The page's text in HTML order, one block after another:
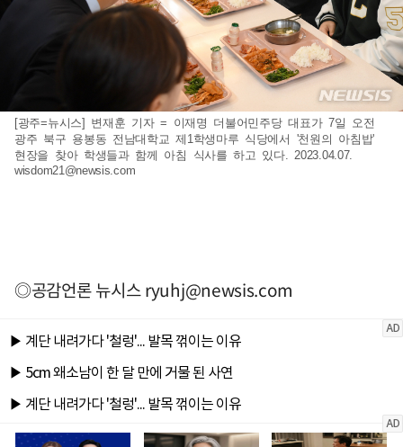
[광주=뉴시스] 변재훈 기자 = 이재명 더불어민주당 대표가 7일 오전
광주 북구 용봉동 전남대학교 제1학생마루 식당에서 '천원의 아침밥'
현장을 찾아 학생들과 함께 아침 식사를 하고 있다. 2023.04.07.
wisdom21@newsis.com
◎공감언론 뉴시스ryuhj@newsis.com